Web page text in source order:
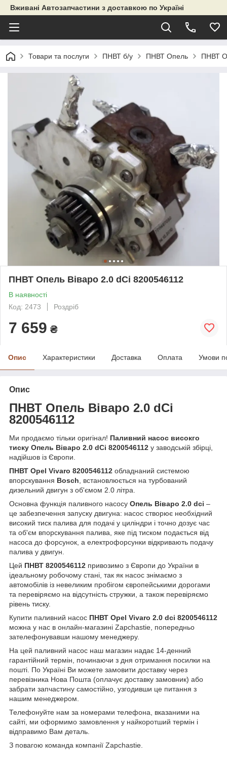
Вживані Автозапчастини з доставкою по Україні
Товари та послуги ПНВТ б/у ПНВТ Опель ПНВТ
ПНВТ Опель Віваро 2.0 dCi 8200546112
В наявності
Код: 2473
Роздріб
7 659 ₴
Опис Характеристики Доставка Оплата Умови
Опис
ПНВТ Опель Віваро 2.0 dCi
8200546112
Ми продаємо тільки оригінал! Паливний насос високго
тиску Опель Віваро 2.0 dCi 8200546112 у заводській збірці,
надійшов із Європи.
ПНВТ Opel Vivaro 8200546112 обладнаний системою
впорскування Bosch, встановлюється на турбований
дизельний двигун з об'ємом 2.0 літра.
Основна функція паливного насосу Опель Віваро 2.0 dci –
це забезпечення запуску двигуна: насос створює необхідний
високий тиск палива для подачі у циліндри і точно дозує час
та об'єм впорскування палива, яке під тиском подається від
насоса до форсунок, а електрофорсунки відкривають подачу
палива у двигун.
Цей ПНВТ 8200546112 привозимо з Європи до України в
ідеальному робочому стані, так як насос знімаємо з
автомобілів із невеликим пробігом європейськими дорогами
та перевіряємо на відсутність стружки, а також перевіряємо
рівень тиску.
Купити паливний насос ПНВТ Opel Vivaro 2.0 dci 8200546112
можна у нас в онлайн-магазині Zapchastie, попередньо
зателефонувавши нашому менеджеру.
На цей паливний насос наш магазин надає 14-денний
гарантійний термін, починаючи з дня отримання посилки на
пошті. По Україні Ви можете замовити доставку через
перевізника Нова Пошта (оплачує доставку замовник) або
забрати запчастину самостійно, узгодивши це питання з
нашим менеджером.
Телефонуйте нам за номерами телефона, вказаними на
сайті, ми оформимо замовлення у найкоротший термін і
відправимо Вам деталь.
З повагою команда компанії Zapchastie.